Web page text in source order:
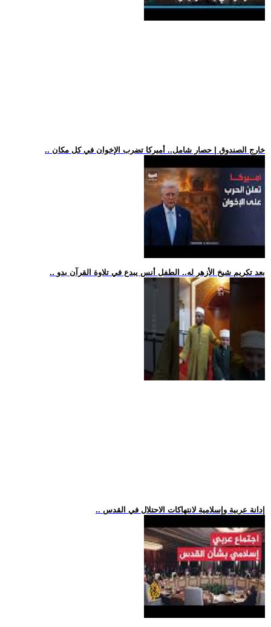
.. خارج الصندوق | حصار شامل.. أميركا تضرب الإخوان في كل مكان
.. بعد تكريم شيخ الأزهر له.. الطفل أنس يبدع في تلاوة القرآن بدو
.. إدانة عربية وإسلامية لانتهاكات الاحتلال في القدس